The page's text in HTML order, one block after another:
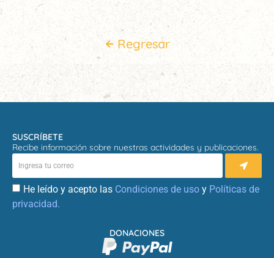
Regresar
SUSCRÍBETE
Recibe información sobre nuestras actividades y publicaciones.
He leído y acepto las Condiciones de uso y Políticas de
privacidad.
DONACIONES